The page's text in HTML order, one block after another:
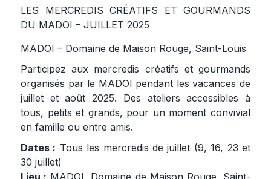
LES MERCREDIS CRÉATIFS ET GOURMANDS
DU MADOI – JUILLET 2025
MADOI – Domaine de Maison Rouge, Saint-Louis
Participez aux mercredis créatifs et gourmands
organisés par le MADOI pendant les vacances de
juillet et août 2025. Des ateliers accessibles à
tous, petits et grands, pour un moment convivial
en famille ou entre amis.
Dates : Tous les mercredis de juillet (9, 16, 23 et
30 juillet)
Lieu : MADOI, Domaine de Maison Rouge, Saint-